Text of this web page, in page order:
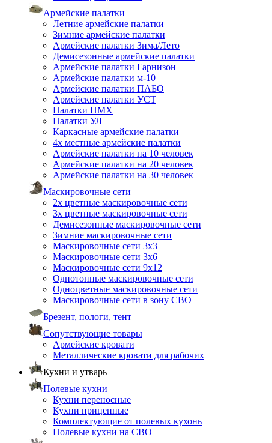
Армейские палатки
Летние армейские палатки
Зимние армейские палатки
Армейские палатки Зима/Лето
Демисезонные армейские палатки
Армейские палатки Гарнизон
Армейские палатки м-10
Армейские палатки ПАБО
Армейские палатки УСТ
Палатки ПМХ
Палатки УЛ
Каркасные армейские палатки
4х местные армейские палатки
Армейские палатки на 10 человек
Армейские палатки на 20 человек
Армейские палатки на 30 человек
Маскировочные сети
2х цветные маскировочные сети
3х цветные маскировочные сети
Демисезонные маскировочные сети
Зимние маскировочные сети
Маскировочные сети 3х3
Маскировочные сети 3х6
Маскировочные сети 9х12
Однотонные маскировочные сети
Одноцветные маскировочные сети
Маскировочные сети в зону СВО
Брезент, пологи, тент
Сопутствующие товары
Армейские кровати
Металлические кровати для рабочих
Кухни и утварь
Полевые кухни
Кухни переносные
Кухни прицепные
Комплектующие от полевых кухонь
Полевые кухни на СВО